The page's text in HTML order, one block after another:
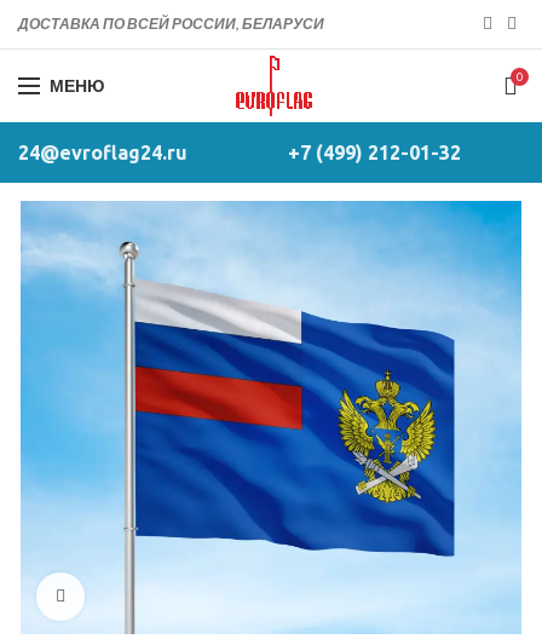
ДОСТАВКА ПО ВСЕЙ РОССИИ, БЕЛАРУСИ
МЕНЮ 0
24@evroflag24.ru +7 (499) 212-01-32